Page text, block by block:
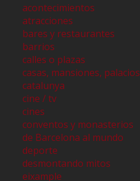
acontecimientos
atracciones
bares y restaurantes
barrios
calles o plazas
casas, mansiones, palacios
catalunya
cine / tv
cines
conventos y monasterios
de Barcelona al mundo
deporte
desmontando mitos
eixample